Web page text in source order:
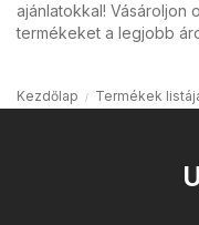
ajánlatokkal! Vásároljon
termékeket a legjobb
Kezdőlap Termékek